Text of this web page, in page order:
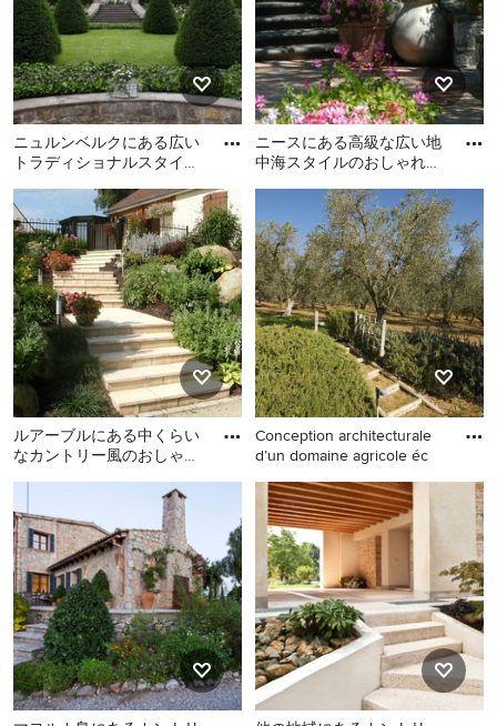
ニュルンベルクにある広い
トラディショナルスタイル
利舗装、階段) の写真
ニュルンベルクにある広い
トラディショナルスタイル
のおしゃれな庭 (日向、砂利
舗装、階段) の写真
ニースにある高級な広い地
中海スタイルのおしゃれな
段) の写真
ニースにある高級な広い地
中海スタイルのおしゃれな
整形庭園 (天然石敷き、階段)
の写真
ルアーブルにある中くらい
なカントリー風のおしゃれ
ルアーブルにある中くらい
なカントリー風のおしゃれ
な庭 (階段) の写真
Conception architecturale
d’un domaine agricole éc
ローマにある巨大な、夏の
カントリー風のおしゃれな
庭 (階段、日向、傾斜地、ウ
ッドフェンス) の写真